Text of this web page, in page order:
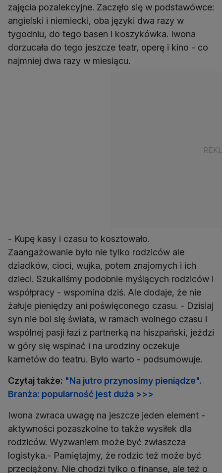
zajęcia pozalekcyjne. Zaczęło się w podstawówce:
angielski i niemiecki, oba języki dwa razy w
tygodniu, do tego basen i koszykówka. Iwona
dorzucała do tego jeszcze teatr, operę i kino - co
najmniej dwa razy w miesiącu.
- Kupę kasy i czasu to kosztowało.
Zaangażowanie było nie tylko rodziców ale
dziadków, cioci, wujka, potem znajomych i ich
dzieci. Szukaliśmy podobnie myślących rodziców i
współpracy - wspomina dziś. Ale dodaje, że nie
żałuje pieniędzy ani poświęconego czasu. - Dzisiaj
syn nie boi się świata, w ramach wolnego czasu i
wspólnej pasji łazi z partnerką na hiszpański, jeździ
w góry się wspinać i na urodziny oczekuje
karnetów do teatru. Było warto - podsumowuje.
Czytaj także: "Na jutro przynosimy pieniądze".
Branża: popularność jest duża >>>
Iwona zwraca uwagę na jeszcze jeden element -
aktywności pozaszkolne to także wysiłek dla
rodziców. Wyzwaniem może być zwłaszcza
logistyka.- Pamiętajmy, że rodzic też może być
przeciążony. Nie chodzi tylko o finanse, ale też o